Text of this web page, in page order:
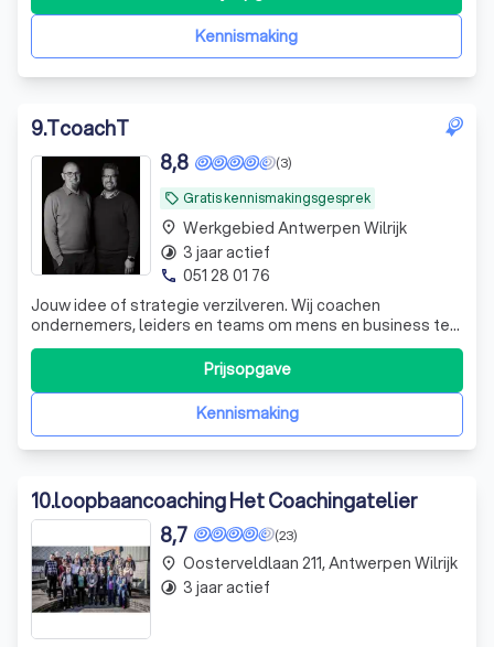
Kennismaking
9.TcoachT
local_offer Gratis kennismakingsgesprek
(3)
8,8
Jouw idee of strategie verzilveren. Wij coachen
ondernemers, leiders en teams om mens en business te
verbinden. Voor leiderschap met impact op basis van
verbinding en resultaten die blijven plakken.
Kennismaking
Prijsopgave
place Werkgebied Antwerpen Wilrijk
timelapse 3 jaar actief
phone 051 28 01 76
10.loopbaancoaching Het Coachingatelier
(23)
8,7
place Oosterveldlaan 211, Antwerpen Wilrijk
timelapse 3 jaar actief